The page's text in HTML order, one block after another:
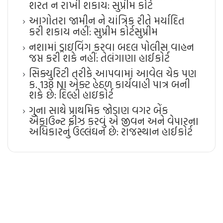
શરત ન રાખી શકાય: સુપ્રીમ કોર્ટ
આગોતરા જામીન ને યાંત્રિક રીતે મર્યાદિત
કરી શકાય નહીં: સુપ્રીમ કોર્ટ​સુપ્રીમ
નશામાં ડ્રાઇવિંગ કરવા બદલ પોલીસ વાહન
જપ્ત કરી શકે નહીં: તેલંગાણા હાઈકોર્ટ
સિક્યુરિટી તરીકે આપવામાં આવેલ ચેક પણ
ક. 138 NI એક્ટ હેઠળ કાર્યવાહી પાત્ર બની
શકે છે: દિલ્હી હાઇકોર્ટ
ગુના સાથે પ્રાથમિક જોડાણ વગર બેંક
એકાઉન્ટ ફ્રીઝ કરવું એ જીવન અને વેપારના
અધિકારનું ઉલ્લંઘન છે: રાજસ્થાન હાઈકોર્ટ